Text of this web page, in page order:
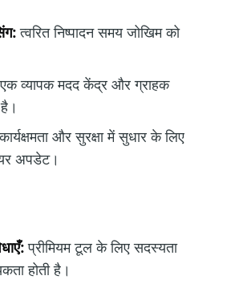
त्वरित निष्पादन समय जोखिम को
एक व्यापक मदद केंद्र और ग्राहक
और सुरक्षा में सुधार के लिए
अपडेट।
प्रीमियम टूल के लिए सदस्यता
होती है।